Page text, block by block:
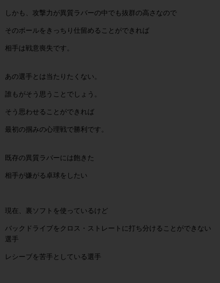
しかも、攻撃力が異質ラバーの中でも抜群の高さなので
そのボールをきっちり仕留めることができれば
相手は戦意喪失です。
あの選手とは当たりたくない。
誰もがそう思うことでしょう。
そう思わせることができれば
最初の掴みの心理戦で勝利です。
既存の異質ラバーには飽きた
相手が嫌がる卓球をしたい
現在、裏ソフトを使っているけど
バックドライブをクロス・ストレートに打ち分けることができない
選手
レシーブを苦手としている選手